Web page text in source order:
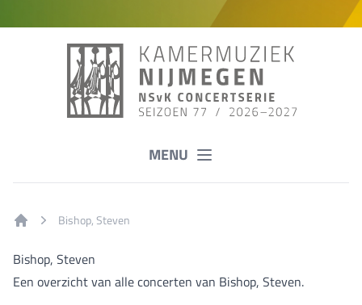
MENU
Bishop, Steven
Bishop, Steven
Een overzicht van alle concerten van Bishop, Steven.